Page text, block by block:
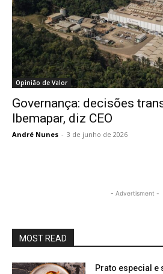
Opinião de Valor
Governança: decisões
Ibemapar, diz CEO
André Nunes - 3 de junho de 2026
- Advertisment -
MOST READ
Prato especial e